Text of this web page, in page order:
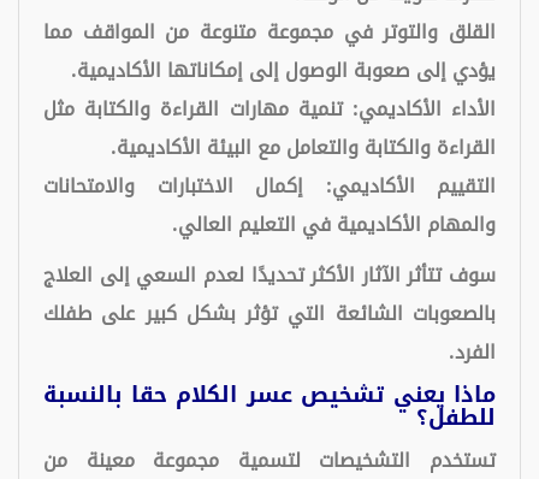
القلق والتوتر في مجموعة متنوعة من المواقف مما
يؤدي إلى صعوبة الوصول إلى إمكاناتها الأكاديمية.
الأداء الأكاديمي: تنمية مهارات القراءة والكتابة مثل
القراءة والكتابة والتعامل مع البيئة الأكاديمية.
التقييم الأكاديمي: إكمال الاختبارات والامتحانات
والمهام الأكاديمية في التعليم العالي.
سوف تتأثر الآثار الأكثر تحديدًا لعدم السعي إلى العلاج
بالصعوبات الشائعة التي تؤثر بشكل كبير على طفلك
الفرد.
ماذا يعني تشخيص عسر الكلام حقا بالنسبة
للطفل؟
تستخدم التشخيصات لتسمية مجموعة معينة من